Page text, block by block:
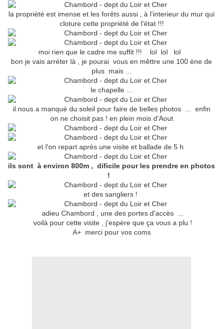
la propriété est imense et les forêts aussi , à l'interieur du mur qui
cloture cette propriété de l'état !!!
moi rien que le cadre me suffit !!! lol lol lol
bon je vais arréter là , je pourai vous en mêttre une 100 ène de
plus mais ...
le chapelle ...
il nous a manqué du soleil pour faire de belles photos ... enfin
on ne choisit pas ! en plein mois d'Aout
et l'on repart après une visite et ballade de 5 h
ils sont à environ 800m , dificile pour les prendre en photos
!
et des sangliers !
adieu Chambord , une des portes d'accès ...
voilà pour cette visite , j'espère que ça vous a plu !
A+ merci pour vos coms